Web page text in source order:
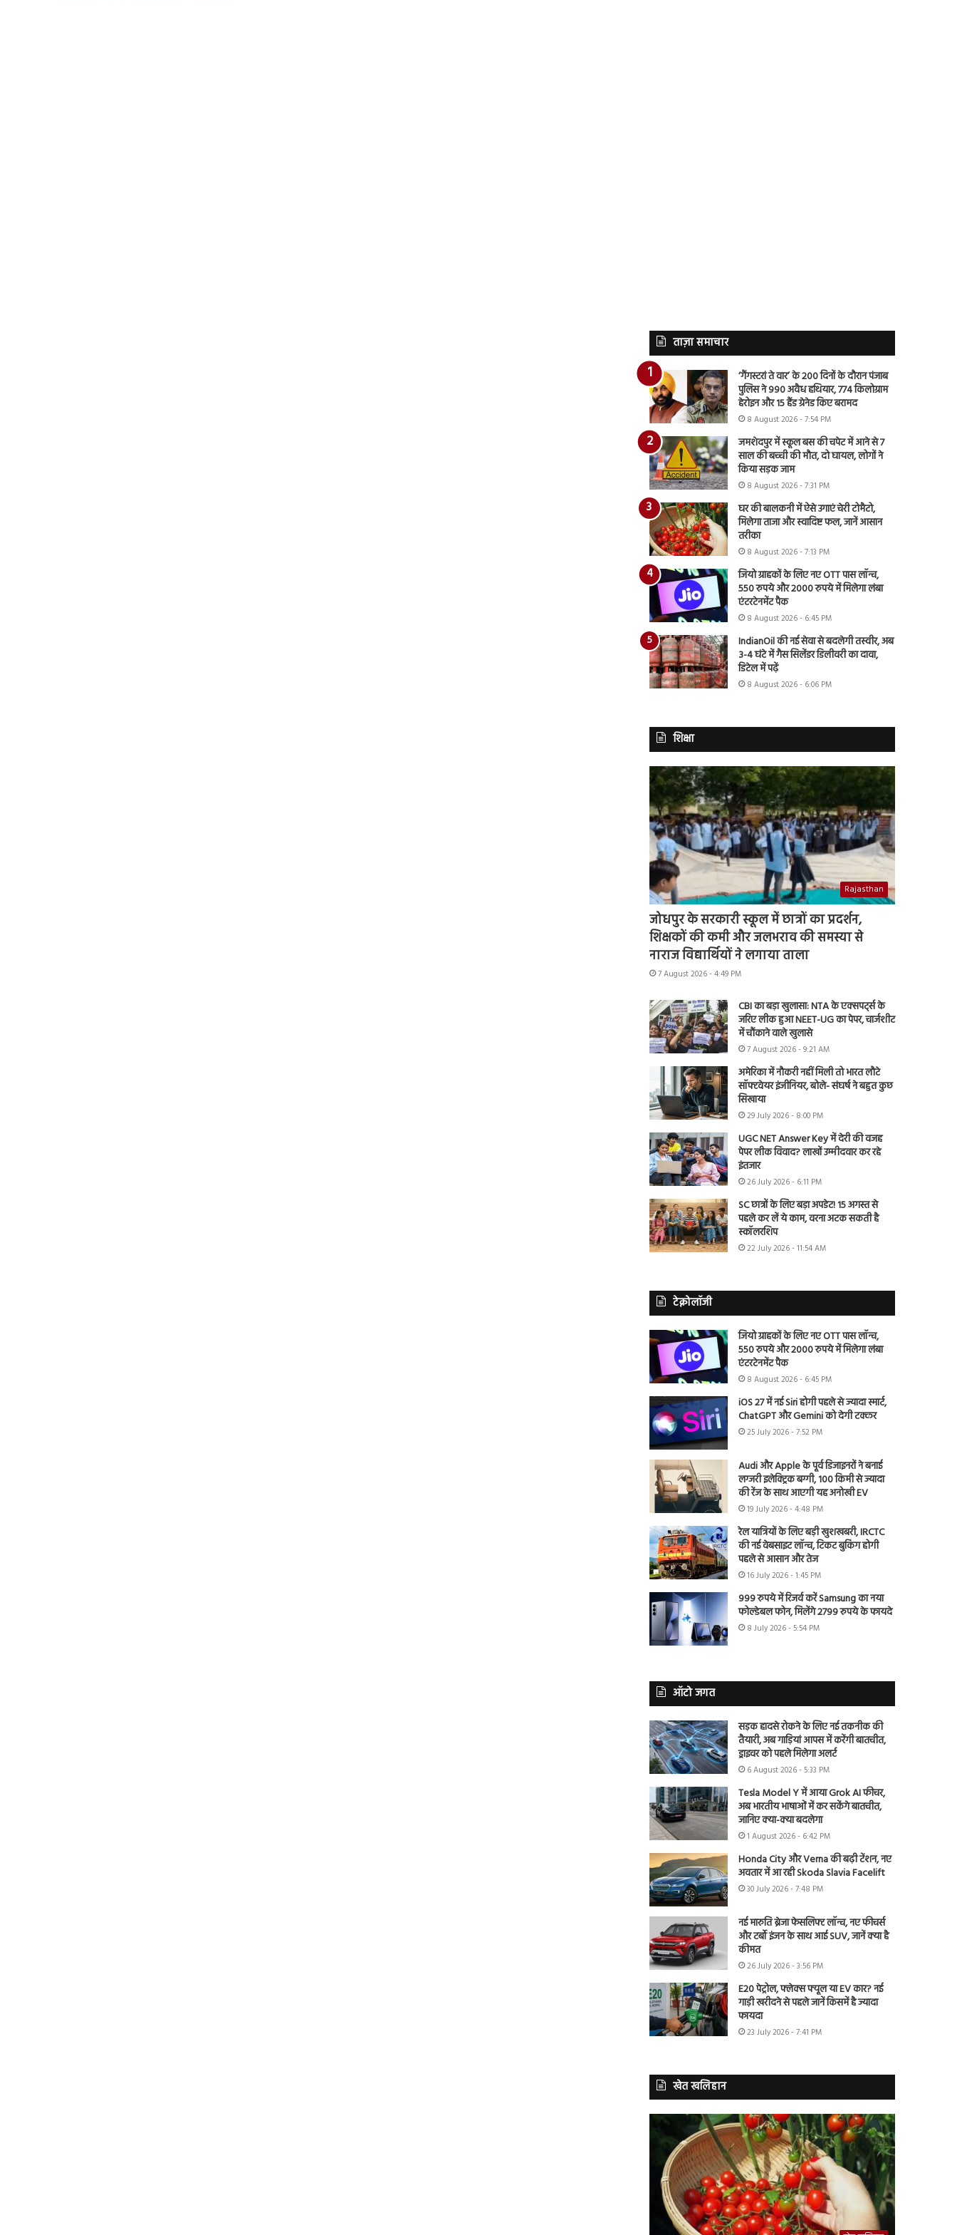
ताज़ा समाचार
‘गैंगस्टरां ते वार’ के 200 दिनों के दौरान पंजाब
पुलिस ने 990 अवैध हथियार, 774 किलोग्राम
हेरोइन और 15 हैंड ग्रेनेड किए बरामद
8 August 2026 - 7:54 PM
जमशेदपुर में स्कूल बस की चपेट में आने से 7
साल की बच्ची की मौत, दो घायल, लोगों ने
किया सड़क जाम
8 August 2026 - 7:31 PM
घर की बालकनी में ऐसे उगाएं चेरी टोमैटो,
मिलेगा ताजा और स्वादिष्ट फल, जानें आसान
तरीका
8 August 2026 - 7:13 PM
जियो ग्राहकों के लिए नए OTT पास लॉन्च,
550 रुपये और 2000 रुपये में मिलेगा लंबा
एंटरटेनमेंट पैक
8 August 2026 - 6:45 PM
IndianOil की नई सेवा से बदलेगी तस्वीर, अब
3-4 घंटे में गैस सिलेंडर डिलीवरी का दावा,
डिटेल में पढ़ें
8 August 2026 - 6:06 PM
शिक्षा
Rajasthan
जोधपुर के सरकारी स्कूल में छात्रों का प्रदर्शन,
शिक्षकों की कमी और जलभराव की समस्या से
नाराज विद्यार्थियों ने लगाया ताला
7 August 2026 - 4:49 PM
CBI का बड़ा खुलासा: NTA के एक्सपर्ट्स के
जरिए लीक हुआ NEET-UG का पेपर, चार्जशीट
में चौंकाने वाले खुलासे
7 August 2026 - 9:21 AM
अमेरिका में नौकरी नहीं मिली तो भारत लौटे
सॉफ्टवेयर इंजीनियर, बोले- संघर्ष ने बहुत कुछ
सिखाया
29 July 2026 - 8:00 PM
UGC NET Answer Key में देरी की वजह
पेपर लीक विवाद? लाखों उम्मीदवार कर रहे
इंतजार
26 July 2026 - 6:11 PM
SC छात्रों के लिए बड़ा अपडेट! 15 अगस्त से
पहले कर लें ये काम, वरना अटक सकती है
स्कॉलरशिप
22 July 2026 - 11:54 AM
टेक्नोलॉजी
जियो ग्राहकों के लिए नए OTT पास लॉन्च,
550 रुपये और 2000 रुपये में मिलेगा लंबा
एंटरटेनमेंट पैक
8 August 2026 - 6:45 PM
iOS 27 में नई Siri होगी पहले से ज्यादा स्मार्ट,
ChatGPT और Gemini को देगी टक्कर
25 July 2026 - 7:52 PM
Audi और Apple के पूर्व डिजाइनरों ने बनाई
लग्जरी इलेक्ट्रिक बग्गी, 100 किमी से ज्यादा
की रेंज के साथ आएगी यह अनोखी EV
19 July 2026 - 4:48 PM
रेल यात्रियों के लिए बड़ी खुशखबरी, IRCTC
की नई वेबसाइट लॉन्च, टिकट बुकिंग होगी
पहले से आसान और तेज
16 July 2026 - 1:45 PM
999 रुपये में रिजर्व करें Samsung का नया
फोल्डेबल फोन, मिलेंगे 2799 रुपये के फायदे
8 July 2026 - 5:54 PM
ऑटो जगत
सड़क हादसे रोकने के लिए नई तकनीक की
तैयारी, अब गाड़ियां आपस में करेंगी बातचीत,
ड्राइवर को पहले मिलेगा अलर्ट
6 August 2026 - 5:33 PM
Tesla Model Y में आया Grok AI फीचर,
अब भारतीय भाषाओं में कर सकेंगे बातचीत,
जानिए क्या-क्या बदलेगा
1 August 2026 - 6:42 PM
Honda City और Verna की बढ़ी टेंशन, नए
अवतार में आ रही Skoda Slavia Facelift
30 July 2026 - 7:48 PM
नई मारुति ब्रेजा फेसलिफ्ट लॉन्च, नए फीचर्स
और टर्बो इंजन के साथ आई SUV, जानें क्या है
कीमत
26 July 2026 - 3:56 PM
E20 पेट्रोल, फ्लेक्स फ्यूल या EV कार? नई
गाड़ी खरीदने से पहले जानें किसमें है ज्यादा
फायदा
23 July 2026 - 7:41 PM
खेत खलिहान